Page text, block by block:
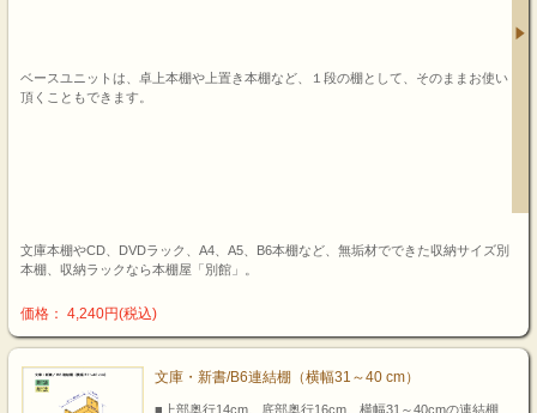
ベースユニットは、卓上本棚や上置き本棚など、１段の棚として、そのままお使い
頂くこともできます。
文庫本棚やCD、DVDラック、A4、A5、B6本棚など、無垢材でできた収納サイズ別
本棚、収納ラックなら本棚屋「別館」。
価格： 4,240円(税込)
文庫・新書/B6連結棚（横幅31～40 cm）
■上部奥行14cm、底部奥行16cm、横幅31～40cmの連結棚